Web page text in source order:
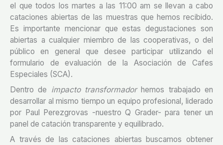
el que todos los martes a las 11:00 am se llevan a cabo
cataciones abiertas de las muestras que hemos recibido.
Es importante mencionar que estas degustaciones son
abiertas a cualquier miembro de las cooperativas, o del
público en general que desee participar utilizando el
formulario de evaluación de la Asociación de Cafes
Especiales (SCA).
Dentro de impacto transformadorhemos trabajado en
desarrollar al mismo tiempo un equipo profesional, liderado
por Paul Perezgrovas -nuestro Q Grader- para tener un
panel de catación transparente y equilibrado.
A través de las cataciones abiertas buscamos obtener